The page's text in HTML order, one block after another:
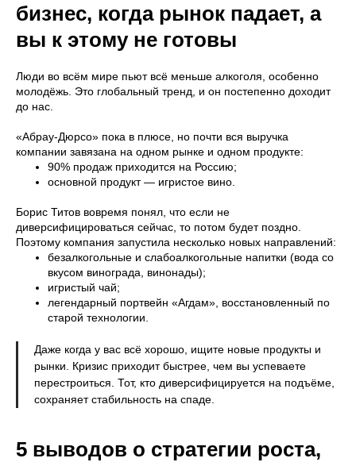
бизнес, когда рынок падает, а
вы к этому не готовы
Люди во всём мире пьют всё меньше алкоголя, особенно
молодёжь. Это глобальный тренд, и он постепенно доходит
до нас.
«Абрау-Дюрсо» пока в плюсе, но почти вся выручка
компании завязана на одном рынке и одном продукте:
90% продаж приходится на Россию;
основной продукт — игристое вино.
Борис Титов вовремя понял, что если не
диверсифицироваться сейчас, то потом будет поздно.
Поэтому компания запустила несколько новых направлений:
безалкогольные и слабоалкогольные напитки (вода со
вкусом винограда, винонады);
игристый чай;
легендарный портвейн «Агдам», восстановленный по
старой технологии.
Даже когда у вас всё хорошо, ищите новые продукты и
рынки. Кризис приходит быстрее, чем вы успеваете
перестроиться. Тот, кто диверсифицируется на подъёме,
сохраняет стабильность на спаде.
5 выводов о стратегии роста,